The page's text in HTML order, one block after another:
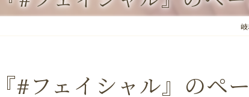
#フェイシャル』のペ